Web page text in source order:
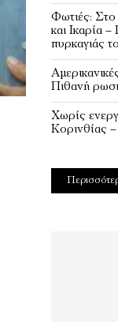
Φωτιές: Στο
και Ικαρία
πυρκαγιάς
Πιθανή
Χωρίς
Κορινθίας